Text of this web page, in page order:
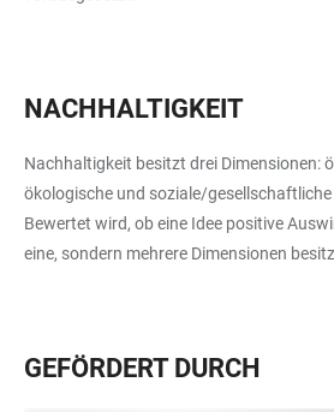
NACHHALTIGKEIT
Nachhaltigkeit besitzt drei Dimensionen:
ökologische und soziale/
Bewertet wird, ob eine Idee positive
eine, sondern mehrere Dimensionen
GEFÖRDERT DURCH